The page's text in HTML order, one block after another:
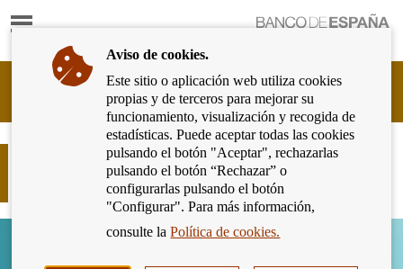
Mostrar
Ir
página
de
inicio
del
Banco
de
España
Cliente
Bancario
Banco
España
Eurosistema,
Compendio de Criterios de Buenas
Prácticas Bancarias 2023
Aviso de cookies.
Este sitio o aplicación web utiliza cookies
propias y de terceros para mejorar su
funcionamiento, visualización y recogida de
estadísticas. Puede aceptar todas las cookies
pulsando el botón "Aceptar", rechazarlas
pulsando el botón “Rechazar” o
configurarlas pulsando el botón
"Configurar". Para más información,
consulte laPolítica de cookies.